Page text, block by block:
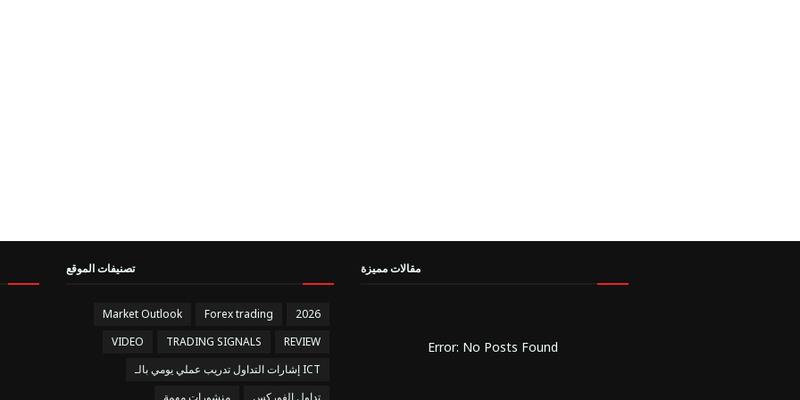
تصنيفات الموقع
2026
Forex trading
Market Outlook
REVIEW
TRADING SIGNALS
VIDEO
إشارات التداول تدريب عملي يومي بالـ ICT
تداول الفوركس
منشورات مهمة
مقالات مميزة
Error: No Posts Found